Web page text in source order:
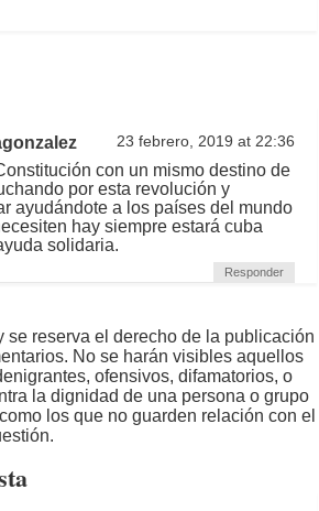
23 febrero, 2019 at 22:36
con un mismo destino de
por esta revolución y
ayudándote a los países del mundo
hay siempre estará cuba
solidaria.
Responder
se reserva el derecho de la publicación
No se harán visibles aquellos
ofensivos, difamatorios, o
la dignidad de una persona o grupo
los que no guarden relación con el